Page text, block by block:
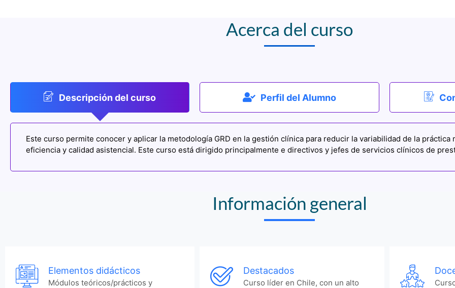
Acerca del curso
Descripción del curso Perfil del Alumno
Este curso permite conocer y aplicar la metodología GRD en la gestión clínica para reducir la variabilidad de la práctica
eficiencia y calidad asistencial. Este curso está dirigido principalmente e directivos y jefes de servicios clínicos de
Información general
Elementos didácticos
Módulos teóricos/prácticos y
Destacados
Curso líder en Chile, con un alto